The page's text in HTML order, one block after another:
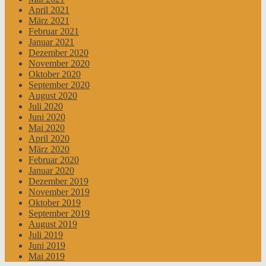
April 2021
März 2021
Februar 2021
Januar 2021
Dezember 2020
November 2020
Oktober 2020
September 2020
August 2020
Juli 2020
Juni 2020
Mai 2020
April 2020
März 2020
Februar 2020
Januar 2020
Dezember 2019
November 2019
Oktober 2019
September 2019
August 2019
Juli 2019
Juni 2019
Mai 2019